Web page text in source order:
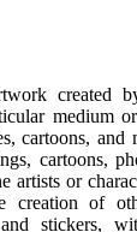
created
medium
cartoons,
cartoons,
artists or
creation of
and stickers,